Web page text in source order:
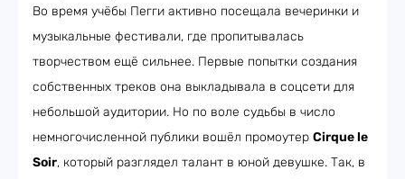
Во время учёбы Пегги активно посещала вечеринки и
музыкальные фестивали, где пропитывалась
творчеством ещё сильнее. Первые попытки создания
собственных треков она выкладывала в соцсети для
небольшой аудитории. Но по воле судьбы в число
немногочисленной публики вошёл промоутер Cirque le
Soir, который разглядел талант в юной девушке. Так, в